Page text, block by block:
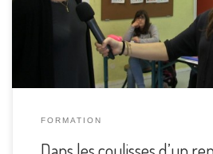
de plus en plus privilégiés par les
journalistes doivent donc avoir une
FORMATION